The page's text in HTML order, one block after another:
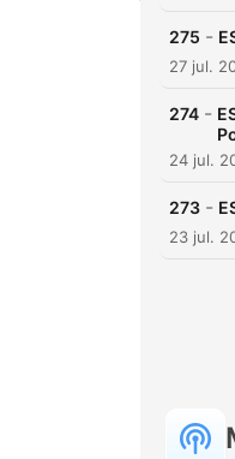
275 -
27 jul.
274 -
24 jul.
273 -
23 jul.